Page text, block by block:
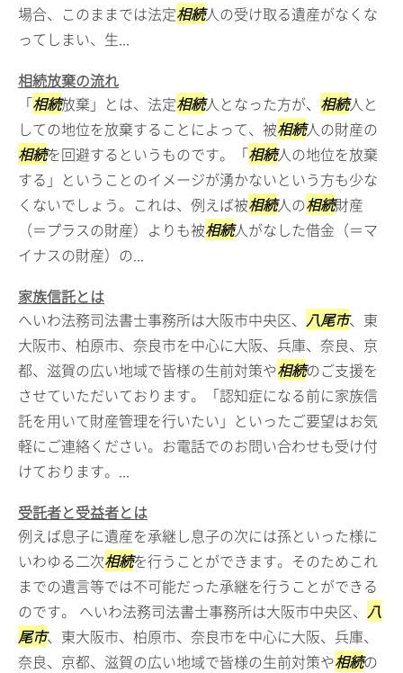
場合、このままでは法定相続人の受け取る遺産がなくな
ってしまい、生...
相続放棄の流れ
「相続放棄」とは、法定相続人となった方が、 相続人と
しての地位を放棄することによって、被相続人の財産の
相続を回避するというものです。「相続人の地位を放棄
する」ということのイメージが湧かないという方も少な
くないでしょう。これは、例えば被相続人の相続財産
（＝プラスの財産）よりも被相続人がなした借金（＝マ
イナスの財産）の...
家族信託とは
へいわ法務司法書士事務所は大阪市中央区、 八尾市、東
大阪市、柏原市、奈良市を中心に大阪、兵庫、奈良、京
都、滋賀の広い地域で皆様の生前対策や相続のご支援を
させていただいております。「認知症になる前に家族信
託を用いて財産管理を行いたい」といったご要望はお気
軽にご連絡ください。お電話でのお問い合わせも受け付
けております。...
受託者と受益者とは
例えば息子に遺産を承継し息子の次には孫といった様に
いわゆる二次相続を行うことができます。そのためこれ
までの遺言等では不可能だった承継を行うことができる
のです。 へいわ法務司法書士事務所は大阪市中央区、 八
尾市、東大阪市、柏原市、奈良市を中心に大阪、兵庫、
奈良、京都、滋賀の広い地域で皆様の生前対策や相続の